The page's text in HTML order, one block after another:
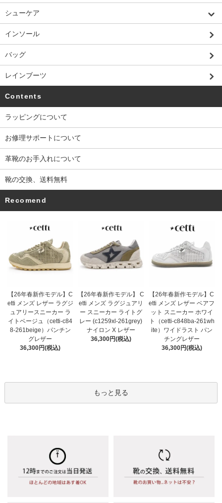
シューケア
インソール
バッグ
レインブーツ
Contents
ラッピングについて
お修理サポートについて
革靴のお手入れについて
靴の交換、送料無料
Recomend
【26年春新作モデル】C
etti メンズ レザー ラグジ
ュアリースニーカー ラ
イトベージュ（cetti-c84
8-261beige）パンチン
グレザー
36,300円(税込)
【26年春新作モデル】 C
etti メンズ ラグジュアリ
ー スニーカー ライトグ
レー (c1259xl-261grey)
ナイロン X レザー
36,300円(税込)
【26年春新作モデル】C
etti メンズ レザー ベアフ
ット スニーカー ホワイ
ト（cetti-c848ba-261wh
ite）ワイドラスト パン
チングレザー
36,300円(税込)
もっと見る